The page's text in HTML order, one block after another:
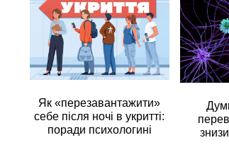
Як «перезавантажити»
себе після ночі в укритті:
поради психологині